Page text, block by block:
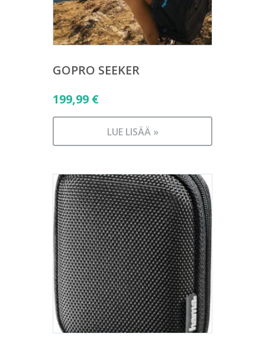
GOPRO SEEKER
199,99 €
LUE LISÄÄ »